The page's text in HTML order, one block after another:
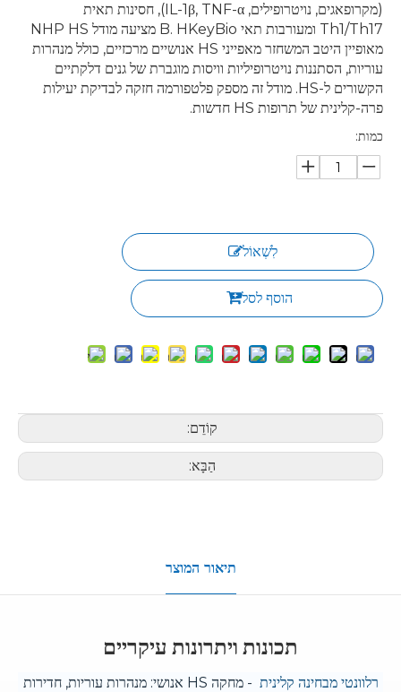
(מקרופאגים, נויטרופילים, IL-1β, TNF-α), חסינות תאית
Th1/Th17 ומעורבות תאי B. HKeyBio מציעה מודל NHP HS
מאופיין היטב המשחזר מאפייני HS אנושיים מרכזיים, כולל מנהרות
עוריות, הסתננות נויטרופיליות וויסות מוגברת של גנים דלקתיים
הקשורים ל-HS. מודל זה מספק פלטפורמה חזקה לבדיקת יעילות
פרה-קלינית של תרופות HS חדשות.
כמות:
לִשְׁאוֹל
הוסף לסל
קוֹדֵם:
הַבָּא:
תיאור המוצר
תכונות ויתרונות עיקריים
רלוונטי מבחינה קלינית
- מחקה HS אנושי: מנהרות עוריות, חדירות